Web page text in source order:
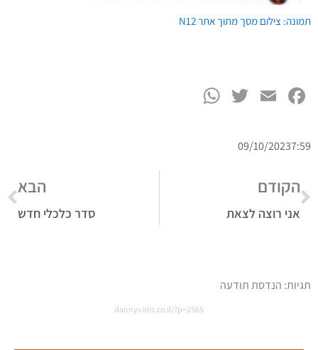
תמונה: צילום מסך מתוך אתר N12
Facebook
Email
Twitter
7:59
09/10/2023
הקודם
אני רוצה לצאת
הבא
סדר כלכלי חדש
תגיות: הנדסת תודעה
dannyvidis.co.il/?p=2565